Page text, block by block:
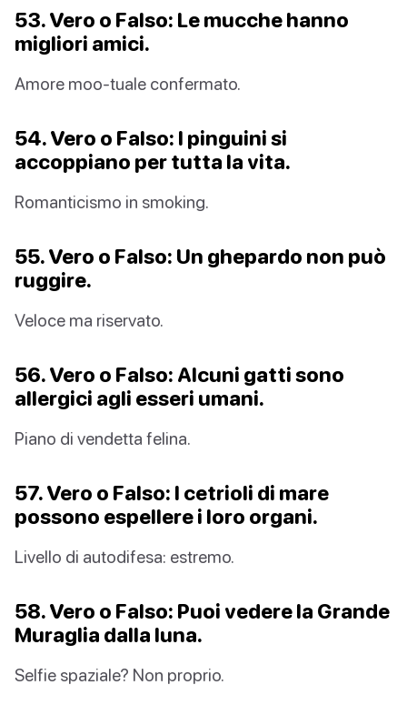
53. Vero o Falso: Le mucche hanno
migliori amici.
Amore moo-tuale confermato.
54. Vero o Falso: I pinguini si
accoppiano per tutta la vita.
Romanticismo in smoking.
55. Vero o Falso: Un ghepardo non può
ruggire.
Veloce ma riservato.
56. Vero o Falso: Alcuni gatti sono
allergici agli esseri umani.
Piano di vendetta felina.
57. Vero o Falso: I cetrioli di mare
possono espellere i loro organi.
Livello di autodifesa: estremo.
58. Vero o Falso: Puoi vedere la Grande
Muraglia dalla luna.
Selfie spaziale? Non proprio.